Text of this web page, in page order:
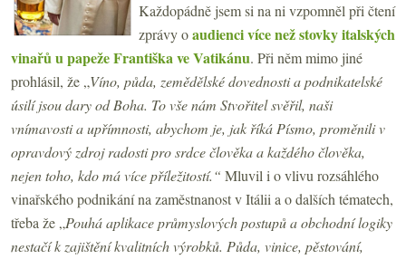
Každopádně jsem si na ni vzpomněl při čtení
zprávy oaudienci více než stovky italských
vinařů u papeže Františka ve Vatikánu. Při něm mimo jiné
prohlásil, že „Víno, půda, zemědělské dovednosti a podnikatelské
úsilí jsou dary od Boha. To vše nám Stvořitel svěřil, naši
vnímavosti a upřímnosti, abychom je, jak říká Písmo, proměnili v
opravdový zdroj radosti pro srdce člověka a každého člověka,
nejen toho, kdo má více příležitostí.“ Mluvil i o vlivu rozsáhlého
vinařského podnikání na zaměstnanost v Itálii a o dalších tématech,
třeba že „Pouhá aplikace průmyslových postupů a obchodní logiky
nestačí k zajištění kvalitních výrobků. Půda, vinice, pěstování,